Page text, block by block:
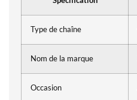
Type de chaîne
Nom de la marque
Occasion